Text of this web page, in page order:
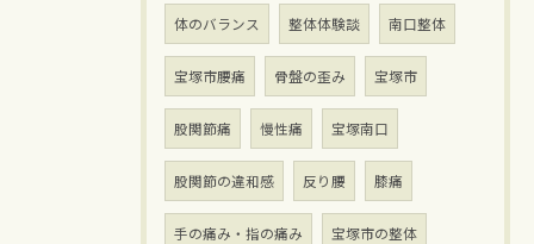
体のバランス 整体体験談 南口整体
宝塚市腰痛 骨盤の歪み 宝塚市
股関節痛 慢性痛 宝塚南口
股関節の違和感 反り腰 膝痛
手の痛み・指の痛み 宝塚市の整体